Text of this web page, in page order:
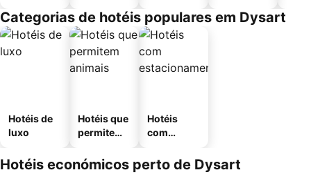
Categorias de hotéis populares em Dysart
Hotéis de
luxo
Hotéis que
permitem
Hotéis
com
mento
Hotéis económicos perto de Dysart